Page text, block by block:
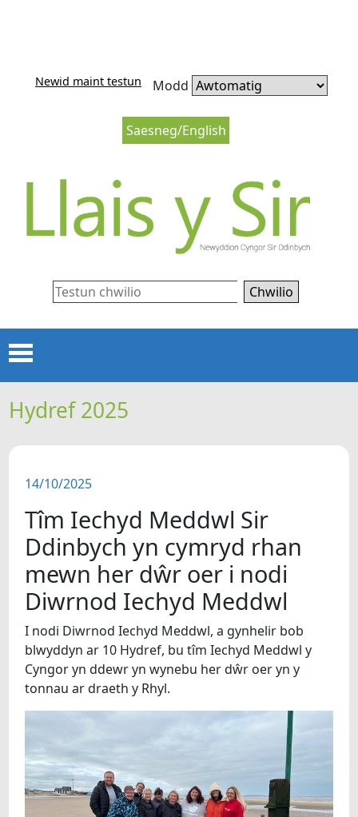
Saesneg/English
Newid maint testun Modd
Chwilio
CARTREF
ERTHYGLAU
CIPOLWG
A WYDDOCH CHI?
FIDEOS
BE SY' MLAEN
Hydref 2025
14/10/2025
Tîm Iechyd Meddwl Sir
Ddinbych yn cymryd rhan
mewn her dŵr oer i nodi
Diwrnod Iechyd Meddwl
I nodi Diwrnod Iechyd Meddwl, a gynhelir bob
blwyddyn ar 10 Hydref, bu tîm Iechyd Meddwl y
Cyngor yn ddewr yn wynebu her dŵr oer yn y
tonnau ar draeth y Rhyl.